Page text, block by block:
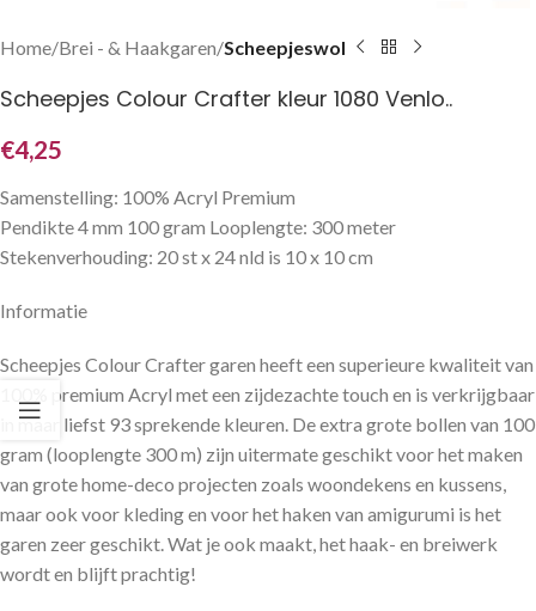
Home Brei - & Haakgaren Scheepjeswol
Scheepjes Colour Crafter kleur 1080 Venlo..
€4,25
Samenstelling: 100% Acryl Premium
Pendikte 4 mm 100 gram Looplengte: 300 meter
Stekenverhouding: 20 st x 24 nld is 10 x 10 cm
Informatie
Scheepjes Colour Crafter garen heeft een superieure kwaliteit van
100% premium Acryl met een zijdezachte touch en is verkrijgbaar
in maar liefst 93 sprekende kleuren. De extra grote bollen van 100
gram (looplengte 300 m) zijn uitermate geschikt voor het maken
van grote home-deco projecten zoals woondekens en kussens,
maar ook voor kleding en voor het haken van amigurumi is het
garen zeer geschikt. Wat je ook maakt, het haak- en breiwerk
wordt en blijft prachtig!